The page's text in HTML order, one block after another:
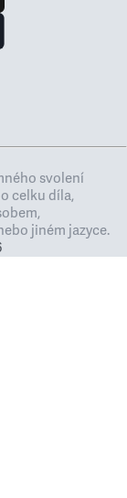
svolení
celku díla,
jiném jazyce.